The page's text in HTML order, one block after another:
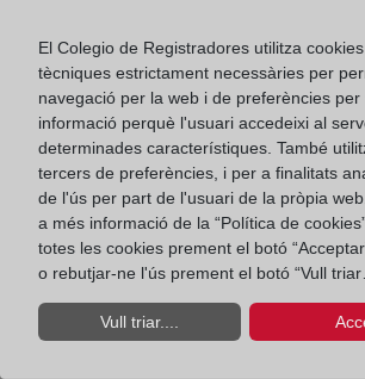
Cancelaciones de condición
sobre las cancelaciones de hipoteca
las cancelaciones de condición
pago de la obligación garantida.
Res. DGRN de 25 de julio de
necesidad de identificación de los
en la cancelación de la condición
caducidad convenida, por no ser un
a título oneroso, sino tratarse de la
derecho de garantía por caducidad
El Colegio de Registradores utilitza
tècniques estrictament necessàries per
navegació per la web i de preferències
informació perquè l'usuari accedeixi al
determinades característiques. També
tercers de preferències, i per a finalitats
de l'ús per part de l'usuari de la pròpia
a més informació de la “Política de
totes les cookies prement el botó
o rebutjar-ne l'ús prement el botó “Vull
Vull triar....